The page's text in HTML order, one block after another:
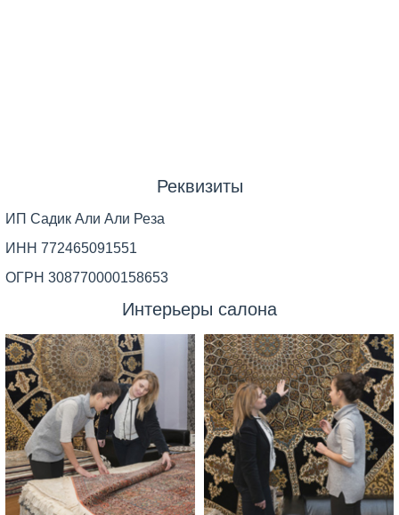
Реквизиты
ИП Садик Али Али Реза
ИНН 772465091551
ОГРН 308770000158653
Интерьеры салона